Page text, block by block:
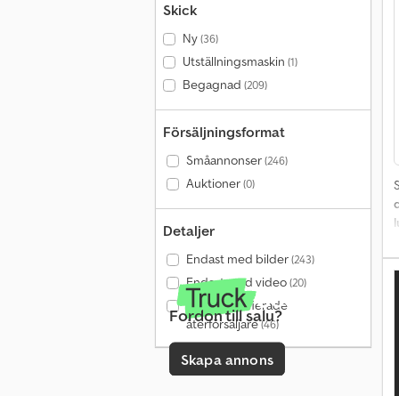
Skick
Ny(36)
Utställningsmaskin (1)
Begagnad (209)
Försäljningsformat
Småannonser(246)
Auktioner(0)
Detaljer
Endast med bilder(243)
Endast med video(20)
Endast verifierade
återförsäljare(46)
Fordon till salu?
Skapa annons